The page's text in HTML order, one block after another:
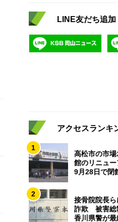
LINE友だち追加
アクセスランキ
1
高松市の市
館のリニュ
9月28日で閉
2
接骨院院長
詐欺 被害総
香川県警が